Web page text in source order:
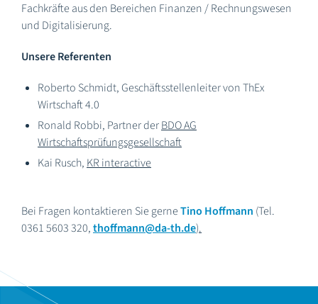
Fachkräfte aus den Bereichen Finanzen / Rechnungswesen
und Digitalisierung.
Unsere Referenten
Roberto Schmidt, Geschäftsstellenleiter von ThEx
Wirtschaft 4.0
Ronald Robbi, Partner derBDO AG
Wirtschaftsprüfungsgesellschaft
Kai Rusch, KR interactive
Bei Fragen kontaktieren Sie gerneTino Hoffmann (Tel.
0361 5603 320,thoffmann@da-th.de).